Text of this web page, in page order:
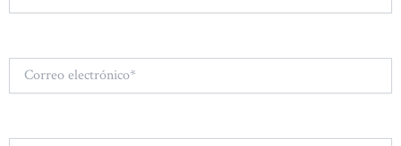
Correo
electrónico*